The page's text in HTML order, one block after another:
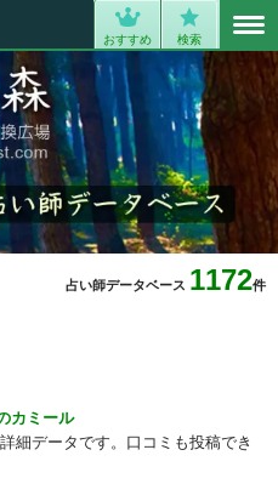
おすすめ 検索
占い師データベース 1172件
カミール
細データです。口コミも投稿でき